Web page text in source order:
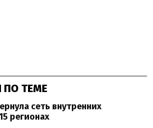
ТЕМЕ
сеть внутренних
регионах